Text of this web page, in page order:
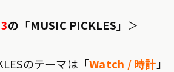
の「MUSIC PICKLES」 ＞
のテーマは「Watch / 時計 」